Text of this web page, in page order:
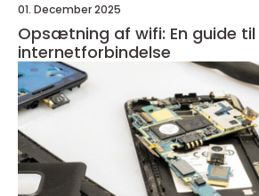
01. December 2025
Opsætning af wifi: En guide
internetforbindelse